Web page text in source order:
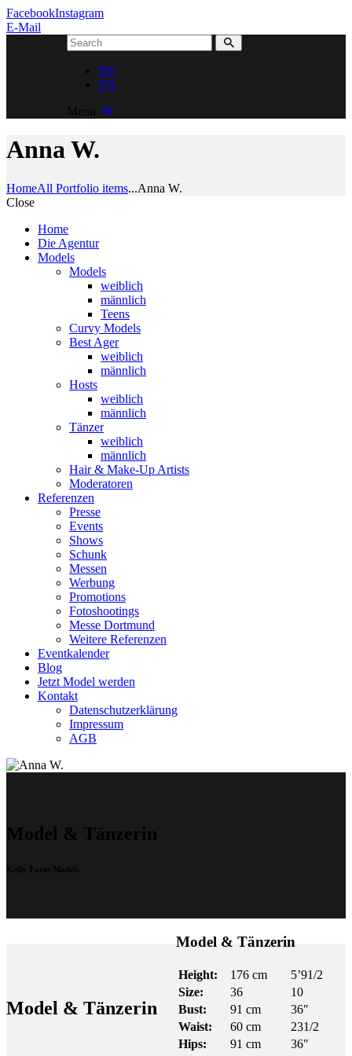
FacebookInstagram
E-Mail
DE
EN
Menu
Anna W.
HomeAll Portfolio items...Anna W.
Close
Home
Die Agentur
Models
Models
weiblich
männlich
Teens
Curvy Models
Best Ager
weiblich
männlich
Hosts
weiblich
männlich
Tänzer
weiblich
männlich
Hair & Make-Up Artists
Moderatoren
Referenzen
Presse
Events
Shows
Schunk
Messen
Werbung
Promotions
Fotoshootings
Messe Dortmund
Weitere Referenzen
Eventkalender
Blog
Jetzt Model werden
Kontakt
Datenschutzerklärung
Impressum
AGB
Model & Tänzerin
Kelly Faces Models
Model & Tänzerin
Height: 176 cm
5’91/2
Size:
36
10
Bust:
91 cm
36″
Waist:
60 cm
231/2
Hips:
91 cm
36″
Model & Tänzerin